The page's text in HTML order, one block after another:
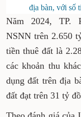
địa bàn, với số
Năm 2024, TP.
NSNN trên 2.650
tiền thuê đất là
các khoản thu
dụng đất trên địa
đất đạt trên 31 tỷ